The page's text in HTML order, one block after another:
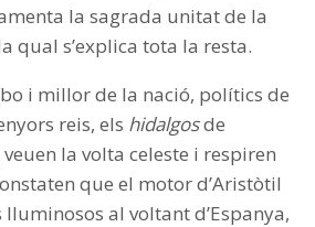
la sagrada unitat de la
qual s’explica tota la resta.
i millor de la nació, polítics de
reis, els hidalgosde
la volta celeste i respiren
que el motor d’Aristòtil
al voltant d’Espanya,